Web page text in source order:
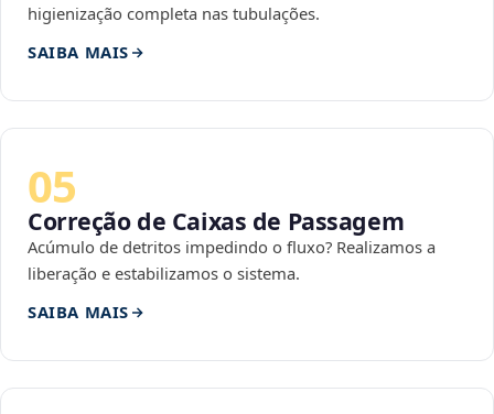
higienização completa nas tubulações.
SAIBA MAIS
05
Correção de Caixas de Passagem
Acúmulo de detritos impedindo o fluxo? Realizamos a
liberação e estabilizamos o sistema.
SAIBA MAIS